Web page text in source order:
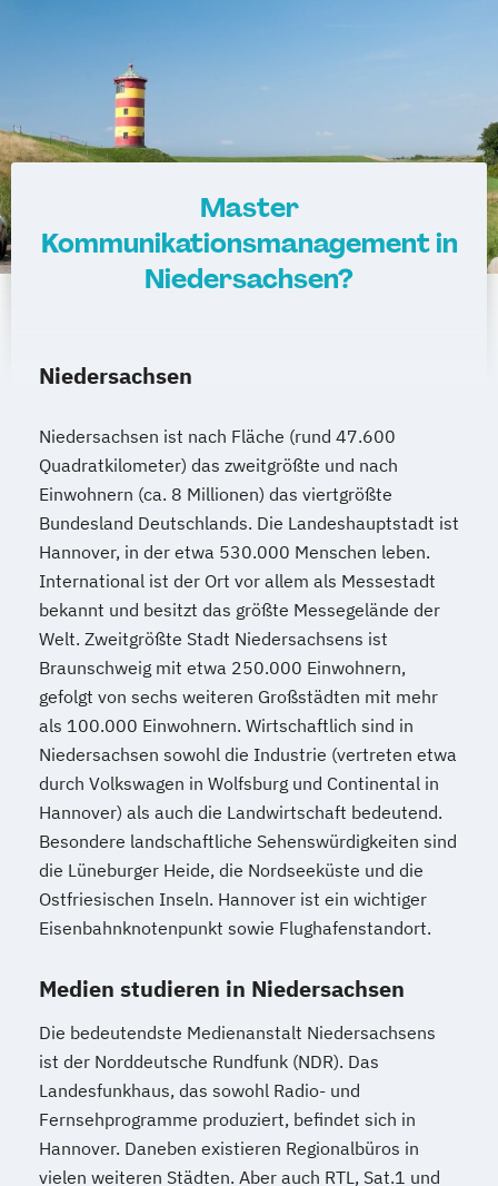
Master
Kommunikationsmanagement in
Niedersachsen?
Niedersachsen
Niedersachsen ist nach Fläche (rund 47.600
Quadratkilometer) das zweitgrößte und nach
Einwohnern (ca. 8 Millionen) das viertgrößte
Bundesland Deutschlands. Die Landeshauptstadt ist
Hannover, in der etwa 530.000 Menschen leben.
International ist der Ort vor allem als Messestadt
bekannt und besitzt das größte Messegelände der
Welt. Zweitgrößte Stadt Niedersachsens ist
Braunschweig mit etwa 250.000 Einwohnern,
gefolgt von sechs weiteren Großstädten mit mehr
als 100.000 Einwohnern. Wirtschaftlich sind in
Niedersachsen sowohl die Industrie (vertreten etwa
durch Volkswagen in Wolfsburg und Continental in
Hannover) als auch die Landwirtschaft bedeutend.
Besondere landschaftliche Sehenswürdigkeiten sind
die Lüneburger Heide, die Nordseeküste und die
Ostfriesischen Inseln. Hannover ist ein wichtiger
Eisenbahnknotenpunkt sowie Flughafenstandort.
Medien studieren in Niedersachsen
Die bedeutendste Medienanstalt Niedersachsens
ist der Norddeutsche Rundfunk (NDR). Das
Landesfunkhaus, das sowohl Radio- und
Fernsehprogramme produziert, befindet sich in
Hannover. Daneben existieren Regionalbüros in
vielen weiteren Städten. Aber auch RTL, Sat.1 und